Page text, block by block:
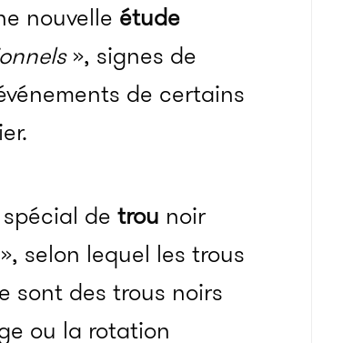
nouvelle étude
», signes de
de certains
de trou noir
selon lequel les trous
sont des trous noirs
ou la rotation